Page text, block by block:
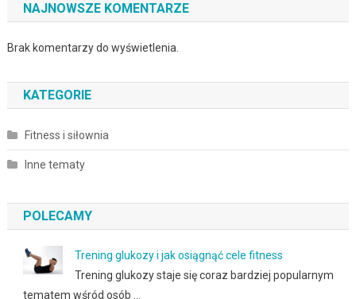
NAJNOWSZE KOMENTARZE
Brak komentarzy do wyświetlenia.
KATEGORIE
Fitness i siłownia
Inne tematy
POLECAMY
Trening glukozy i jak osiągnąć cele fitness
Trening glukozy staje się coraz bardziej popularnym
tematem wśród osób …